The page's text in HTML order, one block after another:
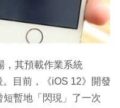
，其預載作業系統
。目前，《iOS 12》開發
暫地「閃現」了一次